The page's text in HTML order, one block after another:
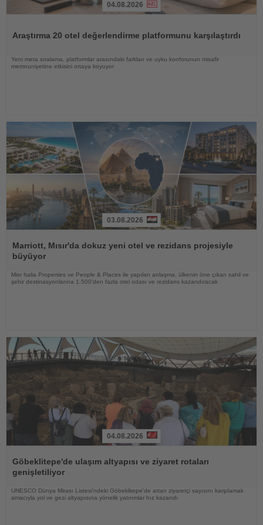
04.08.2026
Araştırma 20 otel değerlendirme platformunu karşılaştırdı
Yeni meta sıralama, platformlar arasındaki farkları ve uyku konforunun misafir
memnuniyetine etkisini ortaya koyuyor
Oku
03.08.2026
Marriott, Mısır'da dokuz yeni otel ve rezidans projesiyle
büyüyor
Misr Italia Properties ve People & Places ile yapılan anlaşma, ülkenin öne çıkan sahil ve
şehir destinasyonlarına 1.500'den fazla otel odası ve rezidans kazandıracak
Oku
04.08.2026
Göbeklitepe'de ulaşım altyapısı ve ziyaret rotaları
genişletiliyor
UNESCO Dünya Mirası Listesi'ndeki Göbeklitepe'de artan ziyaretçi sayısını karşılamak
amacıyla yol ve gezi altyapısına yönelik yatırımlar hız kazandı